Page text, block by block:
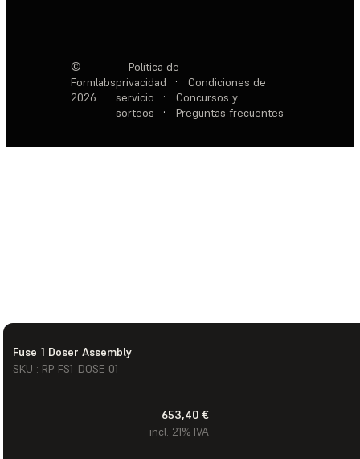
Fuse 1 Doser Assembly
SKU : RP-FS1-DOSE-01
653,40 €
incl. 21% IVA
©
Formlabs
2026
Política de
privacidad
·
Condiciones de
servicio
·
Concursos y
sorteos
· Preguntas frecuentes